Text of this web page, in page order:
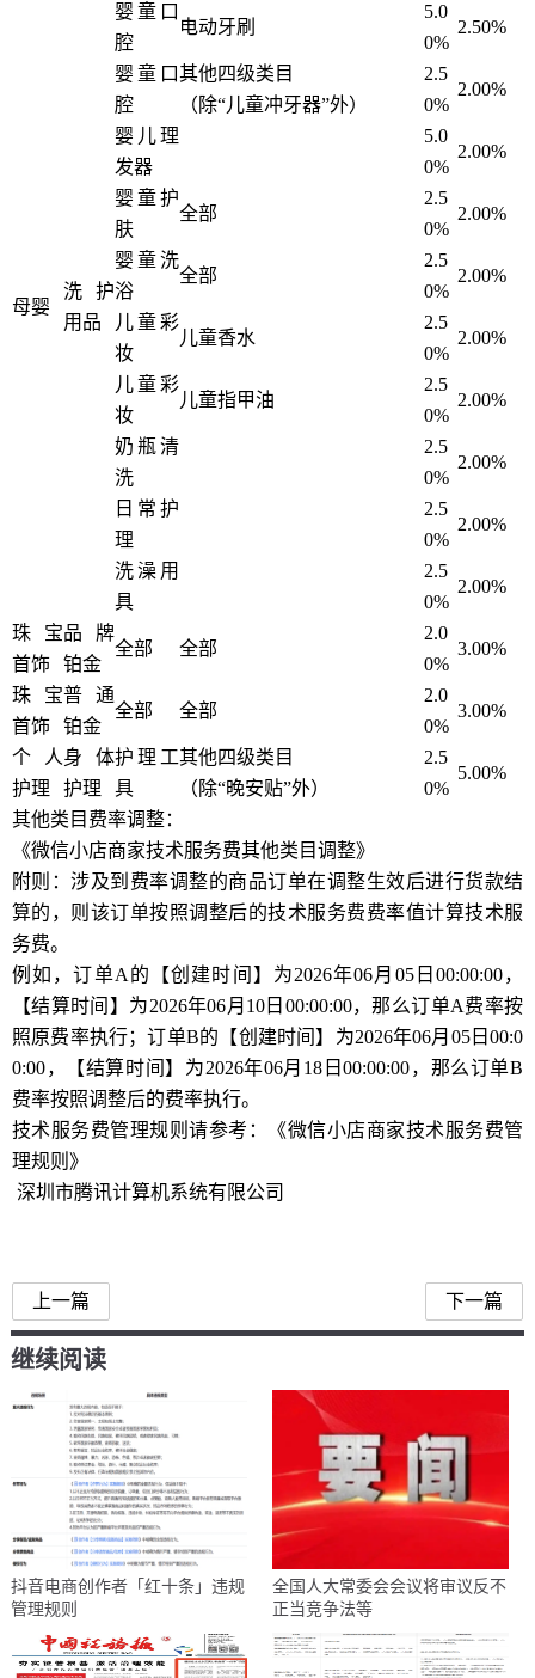
母婴
洗护
用品
婴童口
腔
电动牙刷
5.0
0%
2.50%
婴童口
腔
其他四级类目
（除“儿童冲牙器”外）
2.5
0%
2.00%
婴儿理
发器
5.0
0%
2.00%
婴童护
肤
全部
2.5
0%
2.00%
婴童洗
浴
全部
2.5
0%
2.00%
儿童彩
妆
儿童香水
2.5
0%
2.00%
儿童彩
妆
儿童指甲油
2.5
0%
2.00%
奶瓶清
洗
2.5
0%
2.00%
日常护
理
2.5
0%
2.00%
洗澡用
具
2.5
0%
2.00%
珠宝
首饰
品牌
铂金
全部 全部
2.0
0%
3.00%
珠宝
首饰
普通
铂金
全部 全部
2.0
0%
3.00%
个人
护理
身体
护理
护理工
具
其他四级类目
（除“晚安贴”外）
2.5
0%
5.00%
其他类目费率调整：
《微信小店商家技术服务费其他类目调整》
附则：涉及到费率调整的商品订单在调整生效后进行货款结
算的，则该订单按照调整后的技术服务费费率值计算技术服
务费。
例如，订单A的【创建时间】为2026年06月05日00:00:00，
【结算时间】为2026年06月10日00:00:00，那么订单A费率按
照原费率执行；订单B的【创建时间】为2026年06月05日00:0
0:00，【结算时间】为2026年06月18日00:00:00，那么订单B
费率按照调整后的费率执行。
技术服务费管理规则请参考：《微信小店商家技术服务费管
理规则》
深圳市腾讯计算机系统有限公司
上一篇 下一篇
继续阅读
抖音电商创作者「红十条」违规
管理规则
全国人大常委会会议将审议反不
正当竞争法等